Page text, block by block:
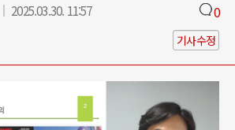
2025.03.30. 11:57 0
기사수정